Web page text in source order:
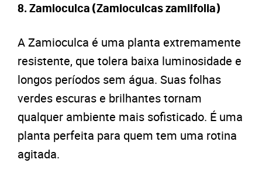
8. Zamioculca (Zamioculcas zamiifolia)
A Zamioculca é uma planta extremamente
resistente, que tolera baixa luminosidade e
longos períodos sem água. Suas folhas
verdes escuras e brilhantes tornam
qualquer ambiente mais sofisticado. É uma
planta perfeita para quem tem uma rotina
agitada.